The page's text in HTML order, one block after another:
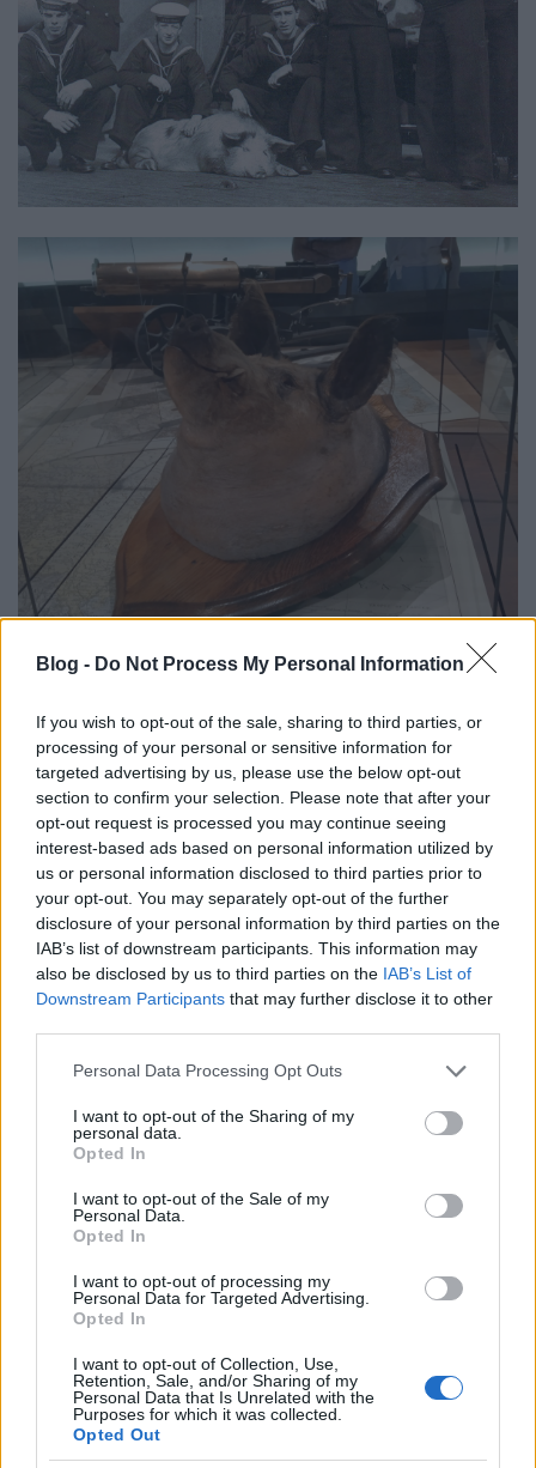
Blog - Do Not Process My Personal Information
If you wish to opt-out of the sale, sharing to third parties, or
processing of your personal or sensitive information for
targeted advertising by us, please use the below opt-out
section to confirm your selection. Please note that after your
opt-out request is processed you may continue seeing
interest-based ads based on personal information utilized by
us or personal information disclosed to third parties prior to
your opt-out. You may separately opt-out of the further
disclosure of your personal information by third parties on the
IAB’s list of downstream participants. This information may
also be disclosed by us to third parties on the IAB’s List of
Downstream Participants that may further disclose it to other
Please note that this website/app uses one or more Google
not limited to your visit or usage behaviour. You may click to
grant or deny consent to Google and its third-party tags to
use your data for below specified purposes in below Google
consent section.
Personal Data Processing Opt Outs
I want to opt-out of the Sharing of my
personal data.
Opted In
I want to opt-out of the Sale of my
Personal Data.
Opted In
I want to opt-out of processing my
Personal Data for Targeted Advertising.
Opted In
I want to opt-out of Collection, Use,
Retention, Sale, and/or Sharing of my
Personal Data that Is Unrelated with the
Purposes for which it was collected.
Opted Out
Tirpitz a Glasgow fedélzetén, és napjainkban, az
Imperial War Museum kiállításán.
Az eredeti Ostasiengeschwader azonban még a Dresden
pusztulásával sem semmisült meg teljesen. A kötelék két
segédcirkálója ugyanis még mindig a tengeren volt.
A Prinz Eitel Friedrich még korábban, Valparaisónál elvált
Spee kötelékétől, hogy a kontinens nyugati partjainál
folytassa az ellenséges kereskedelmi hajók utáni
vadászatot. Decemberben a segédcirkáló három angol és
francia hajót süllyesztett el, majd miután hírét vették a
falklandi eseményeknek, úgy döntöttek, áthajóznak a
Érdekes módon úgy tűnik, a németek kísérletet sem tettek
arra, hogy megpróbálják összehangolni a Dresden és a
A segédcirkáló szilveszter napján megkerülte a Horn
teherhajót süllyesztett el Dél-Amerika keleti partjai előtt.
Márciusra azonban a hajó helyzete tarthatatlanná vált,
gépei pedig kezdtek elhasználódni. Március 11-én a hajó
befutott Newport News kikötőjébe, ahol az amerikaiak
internálták. Egy hónappal később egy másik leharcolt
német segédcirkáló, a Kronprinz Wilhelm is ugyanide